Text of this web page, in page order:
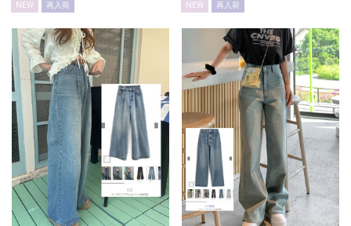
NEW
再入荷
NEW
再入荷